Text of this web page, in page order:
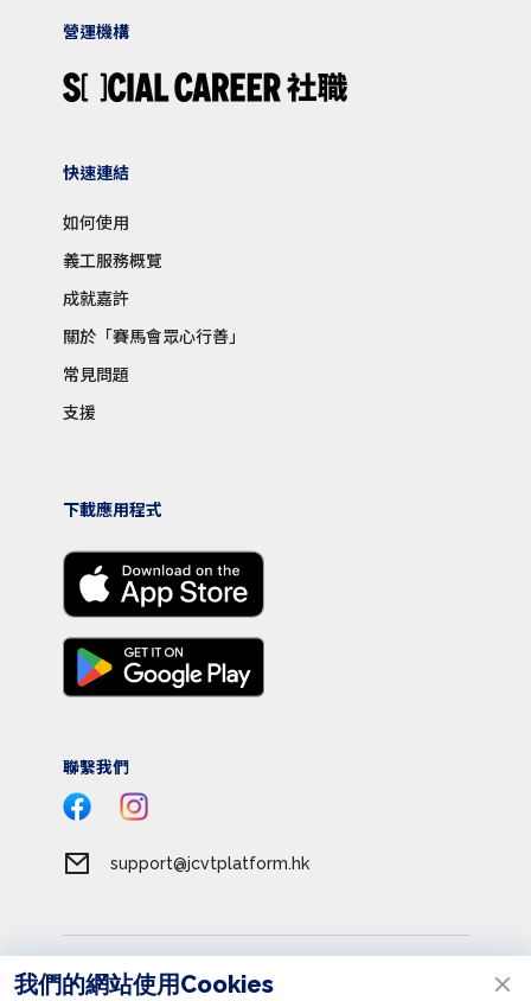
營運機構
快速連結
如何使用
義工服務概覽
成就嘉許
關於「賽馬會眾心行善」
常見問題
支援
下載應用程式
聯繫我們
support@jcvtplatform.hk
我們的網站使用Cookies